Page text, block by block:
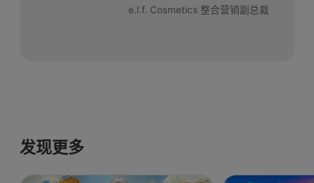
e.l.f. Cosmetics 整合营销副总裁
发现更多